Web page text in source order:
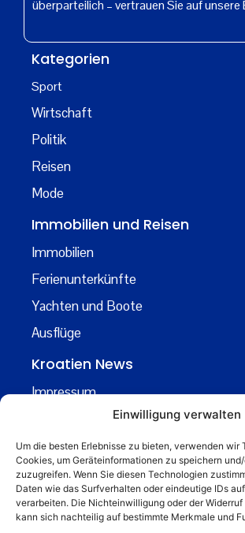
Einwilligung verwalten
Um die besten Erlebnisse zu bieten, verwenden wir
Cookies, um Geräteinformationen zu speichern
zuzugreifen. Wenn Sie diesen Technologien
Daten wie das Surfverhalten oder eindeutige IDs
verarbeiten. Die Nichteinwilligung oder der
kann sich nachteilig auf bestimmte Merkmale und
überparteilich – vertrauen Sie auf
Kategorien
Sport
Wirtschaft
Politik
Reisen
Mode
Immobilien und Reisen
Immobilien
Ferienunterkünfte
Yachten und Boote
Ausflüge
Kroatien News
Impressum
Kontakt
Über uns
Business